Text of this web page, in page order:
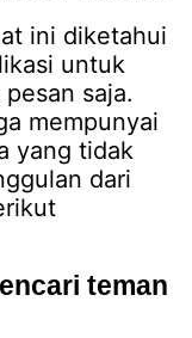
ini diketahui
untuk
saja.
mempunyai
yang tidak
dari
teman